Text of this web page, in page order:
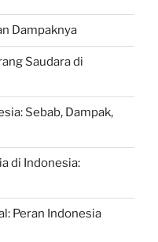
Dampaknya
Saudara di
Sebab, Dampak,
di Indonesia:
Peran Indonesia